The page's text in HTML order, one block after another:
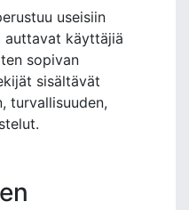
useisiin
auttavat käyttäjiä
sopivan
sisältävät
turvallisuuden,